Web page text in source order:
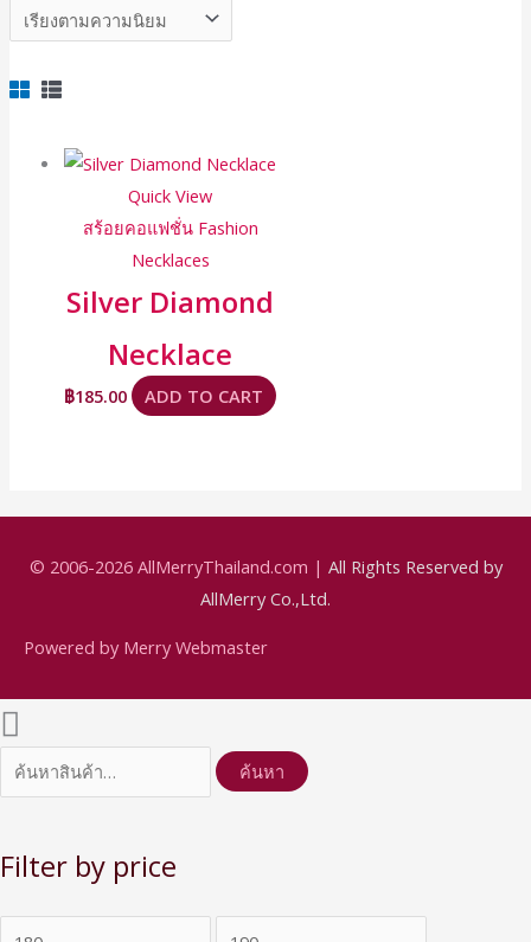
Quick View
สร้อยคอแฟชั่น Fashion
Necklaces
Silver Diamond
Necklace
฿185.00 ADD TO CART
© 2006-2026 AllMerryThailand.com | All Rights Reserved by
AllMerry Co.,Ltd.
Powered by Merry Webmaster
ค้นหา
Filter by price